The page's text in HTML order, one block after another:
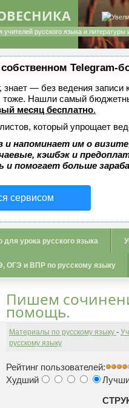
русского языка и литературы
Telegram-
знает — без ведения
тоже. Нашли самый
месяц бесплатно.
который упрощает
и напоминает им о
кэшбэк и
и помогает больше
сервисом
для урока русского языка
ОГЭ и ВПР по русскому языку
Пишем
помощь.
Материалы по русскому языку -
русскому языку
Рейтинг пользователей:
Худший